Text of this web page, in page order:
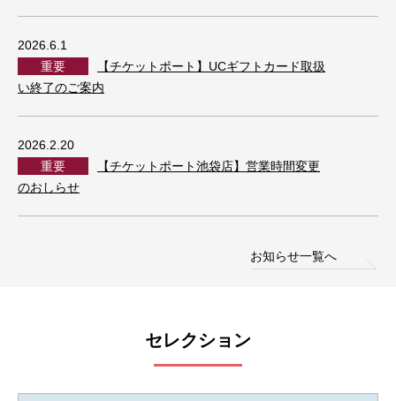
2026.6.1
重要
【チケットポート】UCギフトカード取扱
い終了のご案内
2026.2.20
重要
【チケットポート池袋店】営業時間変更
のおしらせ
お知らせ一覧へ
セレクション